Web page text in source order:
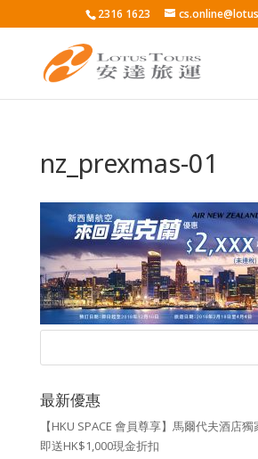
2316 1623
nz_prexmas-01
最新優惠
【HKU SPACE 會員尊享】馬爾代夫酒店
即送HK$1,000現金折扣